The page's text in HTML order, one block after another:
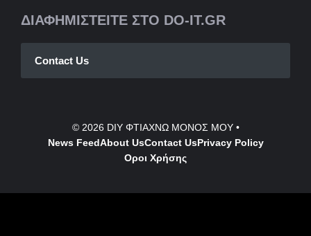
ΔΙΑΦΗΜΙΣΤΕΙΤΕ ΣΤΟ DO-IT.GR
Contact Us
© 2026 DIY ΦΤΙΑΧΝΩ ΜΟΝΟΣ ΜΟΥ•
News FeedAbout UsContactUsPrivacy Policy
Οροι Χρήσης